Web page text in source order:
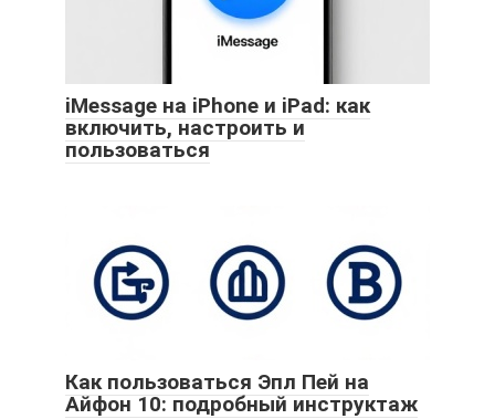
iMessage на iPhone и iPad: как
включить, настроить и
пользоваться
Как пользоваться Эпл Пей на
Айфон 10: подробный инструктаж